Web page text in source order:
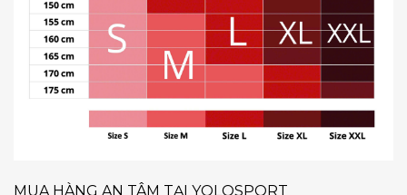
MUA HÀNG AN TÂM TẠI YOLOSPORT